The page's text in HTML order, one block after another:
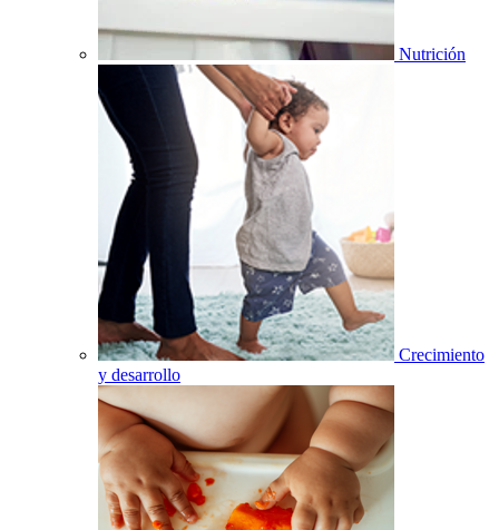
Nutrición
Crecimiento
y desarrollo